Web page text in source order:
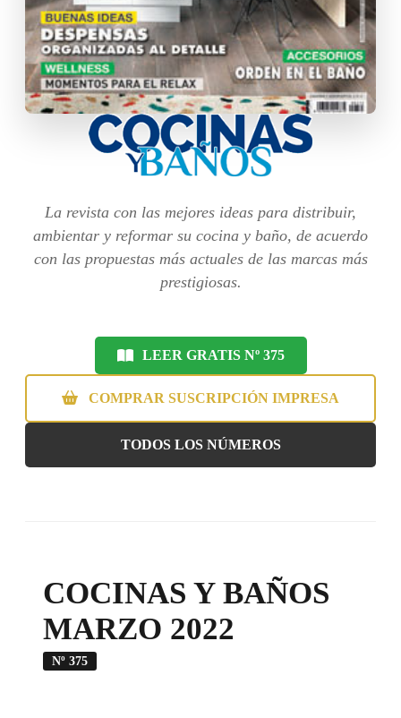
La revista con las mejores ideas para distribuir,
ambientar y reformar su cocina y baño, de acuerdo
con las propuestas más actuales de las marcas más
prestigiosas.
LEER GRATIS Nº 375
COMPRAR SUSCRIPCIÓN IMPRESA
TODOS LOS NÚMEROS
COCINAS Y BAÑOS
MARZO 2022
Nº 375